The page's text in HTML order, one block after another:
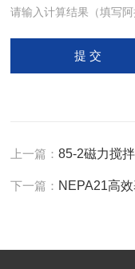
请输入计算结果（填写
上一篇：85-2磁力搅
下一篇： NEPA21高